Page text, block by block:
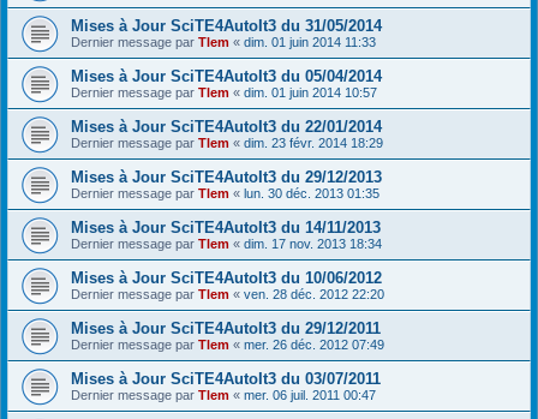
Mises à Jour SciTE4AutoIt3 du 31/05/2014
Dernier message par Tlem « dim. 01 juin 2014 11:33
Mises à Jour SciTE4AutoIt3 du 05/04/2014
Dernier message par Tlem « dim. 01 juin 2014 10:57
Mises à Jour SciTE4AutoIt3 du 22/01/2014
Dernier message par Tlem « dim. 23 févr. 2014 18:29
Mises à Jour SciTE4AutoIt3 du 29/12/2013
Dernier message par Tlem « lun. 30 déc. 2013 01:35
Mises à Jour SciTE4AutoIt3 du 14/11/2013
Dernier message par Tlem « dim. 17 nov. 2013 18:34
Mises à Jour SciTE4AutoIt3 du 10/06/2012
Dernier message par Tlem « ven. 28 déc. 2012 22:20
Mises à Jour SciTE4AutoIt3 du 29/12/2011
Dernier message par Tlem « mer. 26 déc. 2012 07:49
Mises à Jour SciTE4AutoIt3 du 03/07/2011
Dernier message par Tlem « mer. 06 juil. 2011 00:47